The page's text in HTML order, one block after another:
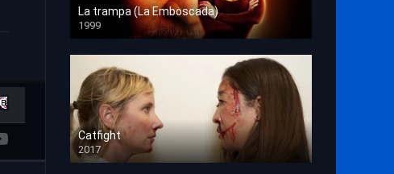
La trampa (La Emboscada)
1999
HD 1080p
Catfight
2017
HD 720p